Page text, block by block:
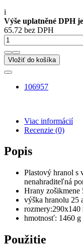
i
Výše uplatněné DPH
65.72 bez DPH
Vložiť do košíka
106957
Viac informácií
Recenzie (0)
Popis
Plastový hranol s
nenahraditeľná
Hrany zošikmene
výška hranolu 25
rozmery:290x140
hmotnosť: 1460 g
Použitie